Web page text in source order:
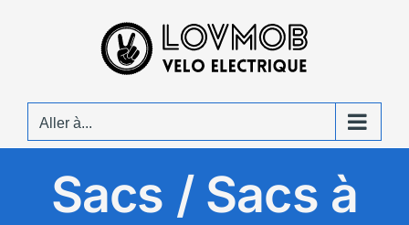
Aller à...
Sacs / Sacs à